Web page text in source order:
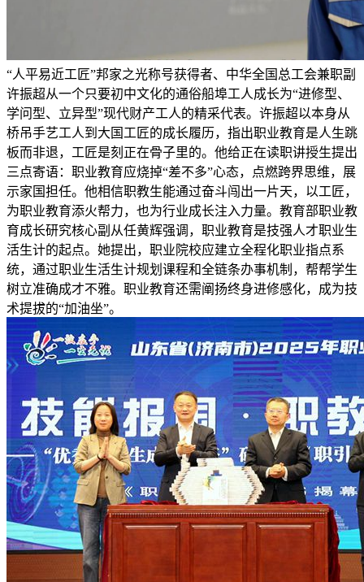
“人平易近工匠”邦家之光称号获得者、中华全国总工会兼职副
许振超从一个只要初中文化的通俗船埠工人成长为“进修型、
学问型、立异型”现代财产工人的精采代表。许振超以本身从
桥吊手艺工人到大国工匠的成长履历，指出职业教育是人生跳
板而非退，工匠是刻正在骨子里的。他给正在读职讲授生提出
三点寄语：职业教育应烧掉“差不多”心态，点燃跨界思维，展
示家国担任。他相信职教生能通过奋斗闯出一片天，以工匠，
为职业教育添火帮力，也为行业成长注入力量。教育部职业教
育成长研究核心副从任黄辉强调，职业教育是技强人才职业生
活生计的起点。她提出，职业院校应建立全程化职业指点系
统，通过职业生活生计规划课程和全链条办事机制，帮帮学生
树立准确成才不雅。职业教育还需阐扬终身进修感化，成为技
术提拔的“加油坐”。